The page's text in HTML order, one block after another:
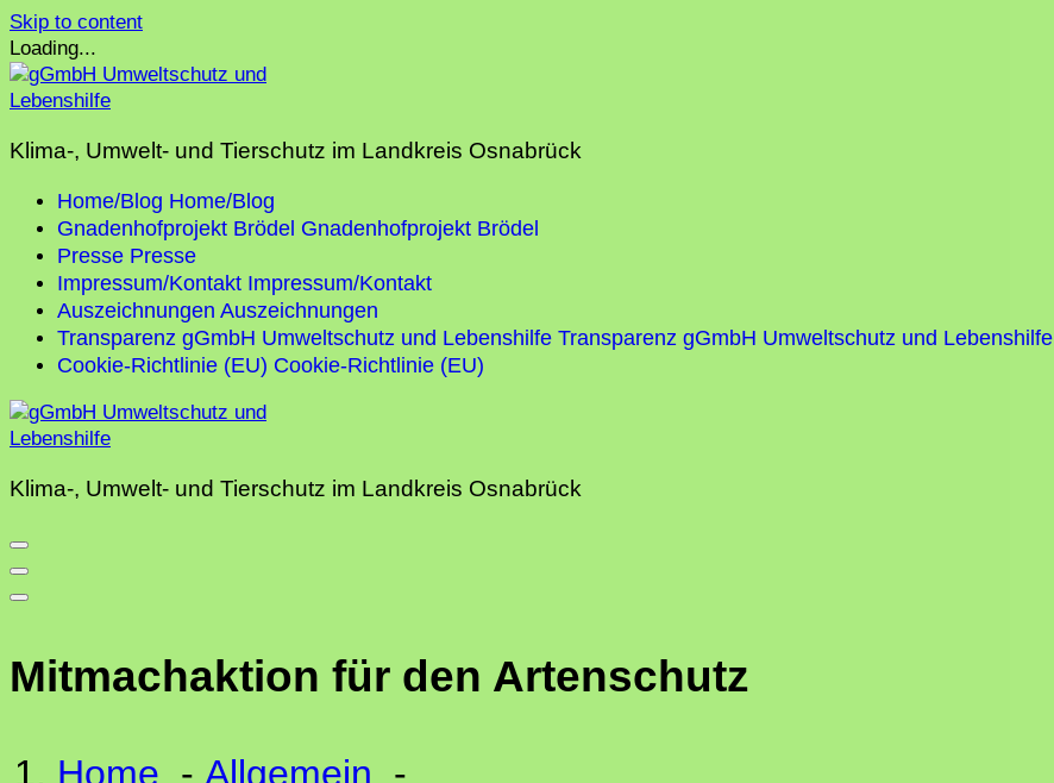
Skip to content
Loading...
Klima-, Umwelt- und Tierschutz im Landkreis Osnabrück
Home/Blog Home/Blog
Gnadenhofprojekt Brödel Gnadenhofprojekt Brödel
Presse Presse
Impressum/Kontakt Impressum/Kontakt
Auszeichnungen Auszeichnungen
Transparenz gGmbH Umweltschutz und Lebenshilfe Transparenz gGmbH Umweltschutz und Lebenshilfe
Cookie-Richtlinie (EU) Cookie-Richtlinie (EU)
Klima-, Umwelt- und Tierschutz im Landkreis Osnabrück
Mitmachaktion für den Artenschutz
Home - Allgemein -